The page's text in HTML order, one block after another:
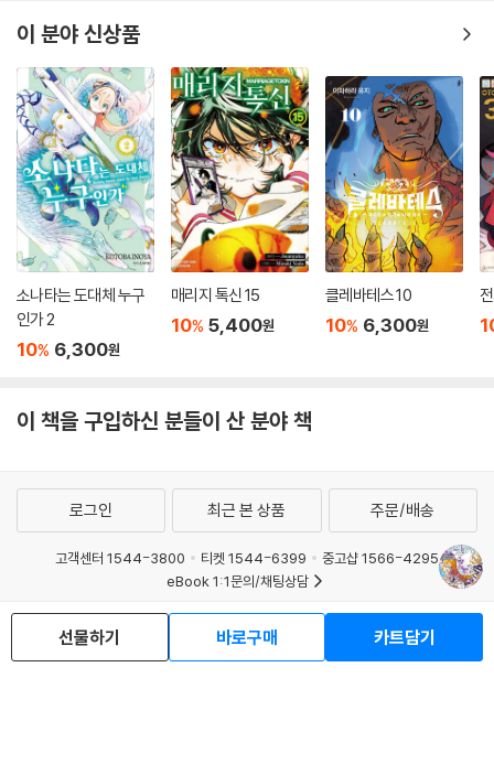
이 분야 신상품
소나타는 도대체 누구
인가 2
10% 6,300원
매리지 톡신 15
10% 5,400원
클레바테스 10
10% 6,300원
이 책을 구입하신 분들이 산 분야 책
선물하기 바로구매 카트담기
로그인 최근 본 상품 주문/배송
고객센터 1544-3800 티켓 1544-6399
중고샵 1566-4295
eBook 1:1문의/채팅상담
예스이십사(주) 사업자 정보
이용약관
개인정보처리방침
청소년보호정책